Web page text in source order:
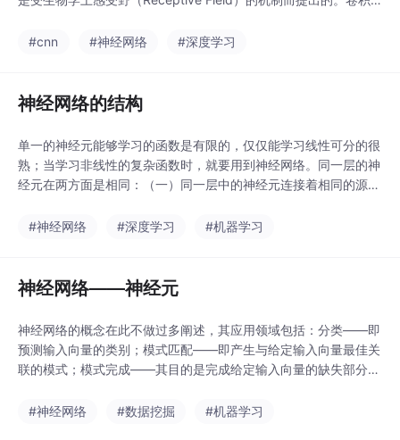
如，时间序列数据（可以认为是在时间轴上有规律地采样形成的一
#cnn #神经网络 #深度学习
神经网络的结构
单一的神经元能够学习的函数是有限的，仅仅能学习线性可分的很
熟；当学习非线性的复杂函数时，就要用到神经网络。同一层的神
经元在两方面是相同：（一）同一层中的神经元连接着相同的源
相同的动态更新机制。即同一层中的神经元有着相同的连接源头、
#神经网络 #深度学习 #机器学习
神经网络——神经元
神经网络的概念在此不做过多阐述，其应用领域包括：分类——即
预测输入向量的类别；模式匹配——即产生与给定输入向量最佳关
联的模式；模式完成——其目的是完成给定输入向量的缺失部分；
向量，得到建议的合适行为；函数拟合 / 时间序列模型——学习输
#神经网络 #数据挖掘 #机器学习